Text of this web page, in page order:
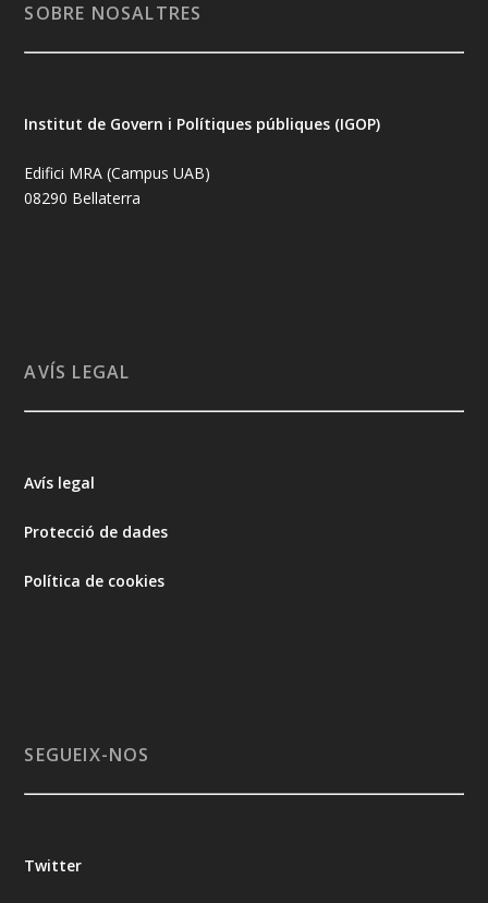
SOBRE NOSALTRES
Institut de Govern i Polítiques públiques (IGOP)
Edifici MRA (Campus UAB)
08290 Bellaterra
AVÍS LEGAL
Avís legal
Protecció de dades
Política de cookies
SEGUEIX-NOS
Twitter